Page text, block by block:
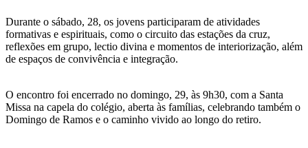
Durante o sábado, 28, os jovens participaram de atividades
formativas e espirituais, como o circuito das estações da cruz,
reflexões em grupo, lectio divina e momentos de interiorização, além
de espaços de convivência e integração.
O encontro foi encerrado no domingo, 29, às 9h30, com a Santa
Missa na capela do colégio, aberta às famílias, celebrando também o
Domingo de Ramos e o caminho vivido ao longo do retiro.